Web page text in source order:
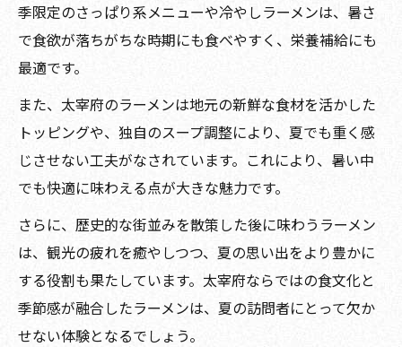
季限定のさっぱり系メニューや冷やしラーメンは、暑さ
で食欲が落ちがちな時期にも食べやすく、栄養補給にも
最適です。
また、太宰府のラーメンは地元の新鮮な食材を活かした
トッピングや、独自のスープ調整により、夏でも重く感
じさせない工夫がなされています。これにより、暑い中
でも快適に味わえる点が大きな魅力です。
さらに、歴史的な街並みを散策した後に味わうラーメン
は、観光の疲れを癒やしつつ、夏の思い出をより豊かに
する役割も果たしています。太宰府ならではの食文化と
季節感が融合したラーメンは、夏の訪問者にとって欠か
せない体験となるでしょう。